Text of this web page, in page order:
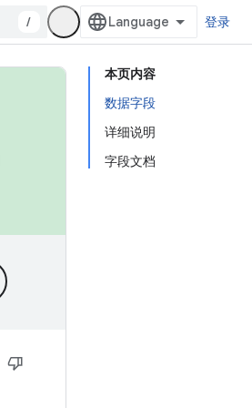
/ 登录
本页内容
数据字段
详细说明
字段文档